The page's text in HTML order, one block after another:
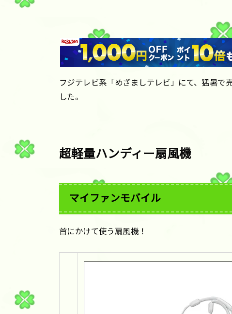
フジテレビ系「めざましテレビ」にて、猛暑で
した。
超軽量ハンディー扇風機
マイファンモバイル
首にかけて使う扇風機！